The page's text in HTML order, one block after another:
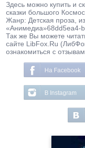
Здесь можно купить и
сказки большого
Жанр: Детская проза,
«Анимедиа»68dd5ea4-
Так же Вы можете
сайте LibFox.Ru
ознакомиться с
На Facebook
В Instagram